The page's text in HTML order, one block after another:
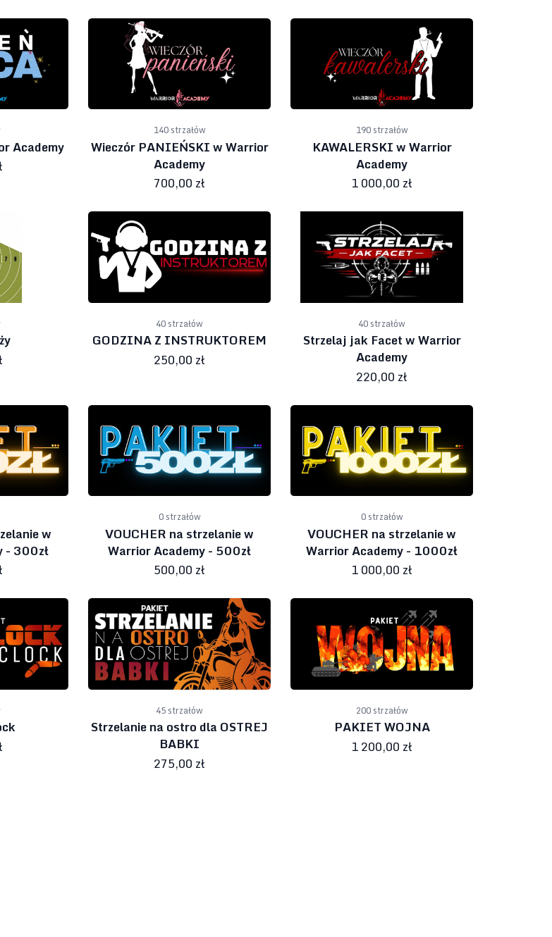
Academy
140 strzałów
Wieczór PANIEŃSKI w Warrior
Academy
700,00 zł
190 strzałów
KAWALERSKI w Warrior
Academy
1 000,00 zł
40 strzałów
GODZINA Z INSTRUKTOREM
250,00 zł
40 strzałów
Strzelaj jak Facet w Warrior
Academy
220,00 zł
w
- 300zł
0 strzałów
VOUCHER na strzelanie w
Warrior Academy - 500zł
500,00 zł
0 strzałów
VOUCHER na strzelanie w
Warrior Academy - 1000zł
1 000,00 zł
45 strzałów
Strzelanie na ostro dla OSTREJ
BABKI
275,00 zł
200 strzałów
PAKIET WOJNA
1 200,00 zł